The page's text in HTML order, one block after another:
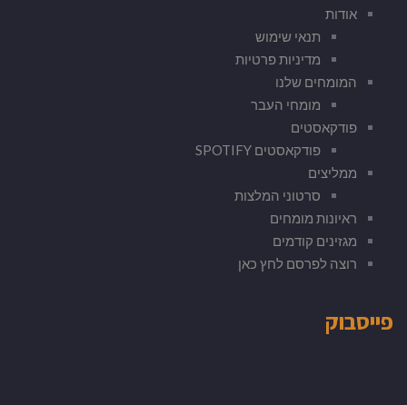
אודות
תנאי שימוש
מדיניות פרטיות
המומחים שלנו
מומחי העבר
פודקאסטים
פודקאסטים SPOTIFY
ממליצים
סרטוני המלצות
ראיונות מומחים
מגזינים קודמים
רוצה לפרסם לחץ כאן
פייסבוק